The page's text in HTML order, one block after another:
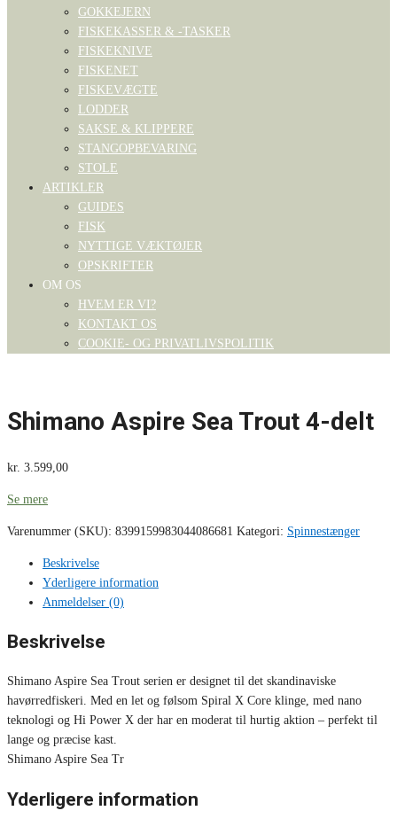
GOKKEJERN
FISKEKASSER & -TASKER
FISKEKNIVE
FISKENET
FISKEVÆGTE
LODDER
SAKSE & KLIPPERE
STANGOPBEVARING
STOLE
ARTIKLER
GUIDES
FISK
NYTTIGE VÆKTØJER
OPSKRIFTER
OM OS
HVEM ER VI?
KONTAKT OS
COOKIE- OG PRIVATLIVSPOLITIK
Shimano Aspire Sea Trout 4-delt
kr. 3.599,00
Se mere
Varenummer (SKU): 8399159983044086681 Kategori: Spinnestænger
Beskrivelse
Yderligere information
Anmeldelser (0)
Beskrivelse
Shimano Aspire Sea Trout serien er designet til det skandinaviske
havørredfiskeri. Med en let og følsom Spiral X Core klinge, med nano
teknologi og Hi Power X der har en moderat til hurtig aktion – perfekt til
lange og præcise kast.
Shimano Aspire Sea Tr
Yderligere information